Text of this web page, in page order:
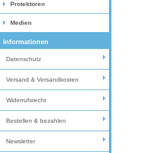
Protektoren
Medien
Informationen
Datenschutz
Versand & Versandkosten
Widerrufsrecht
Bestellen & bezahlen
Newsletter